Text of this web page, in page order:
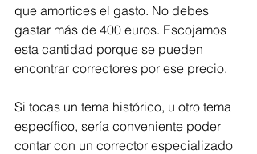
que amortices el gasto. No debes
gastar más de 400 euros. Escojamos
esta cantidad porque se pueden
encontrar correctores por ese precio.
Si tocas un tema histórico, u otro tema
específico, sería conveniente poder
contar con un corrector especializado